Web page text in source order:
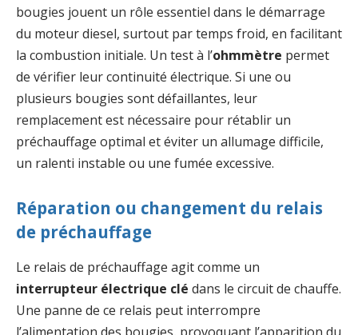
bougies jouent un rôle essentiel dans le démarrage
du moteur diesel, surtout par temps froid, en facilitant
la combustion initiale. Un test à l’ohmmètre permet
de vérifier leur continuité électrique. Si une ou
plusieurs bougies sont défaillantes, leur
remplacement est nécessaire pour rétablir un
préchauffage optimal et éviter un allumage difficile,
un ralenti instable ou une fumée excessive.
Réparation ou changement du relais
de préchauffage
Le relais de préchauffage agit comme un
interrupteur électrique clé dans le circuit de chauffe.
Une panne de ce relais peut interrompre